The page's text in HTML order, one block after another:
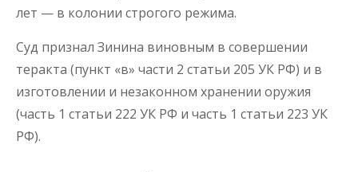
лет — в колонии строгого режима.
Суд признал Зинина виновным в совершении
теракта (пункт «в» части 2 статьи 205 УК РФ) и в
изготовлении и незаконном хранении оружия
(часть 1 статьи 222 УК РФ и часть 1 статьи 223 УК
РФ).